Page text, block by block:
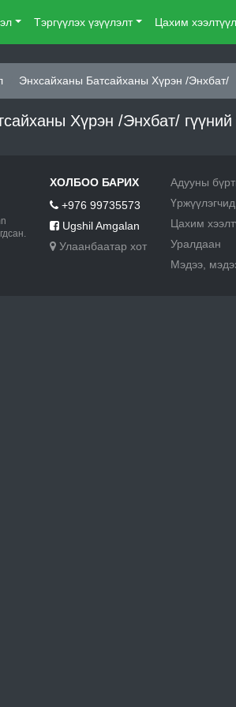
Тэргүүлэх үзүүлэлт Цахим
Энхсайханы Батсайханы Хүрэн /Энхбат/
Хүрэн /Энхбат/ гүүний
ХОЛБОО БАРИХ
+976 99735573
Ugshil Amgalan
Улаанбаатар хот
Адууны
Үржүүлэгчид
Цахим
Уралдаан
Мэдээ,